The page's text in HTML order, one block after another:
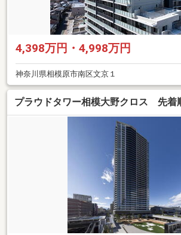
4,398万円・4,998万円
神奈川県相模原市南区文京１
プラウドタワー相模大野クロス 先着